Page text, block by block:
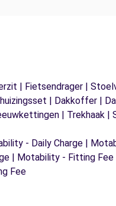
| Fietsendrager |
| Dakkoffer |
| Trekhaak |
- Daily Charge |
| Motability - Fitting
Fee